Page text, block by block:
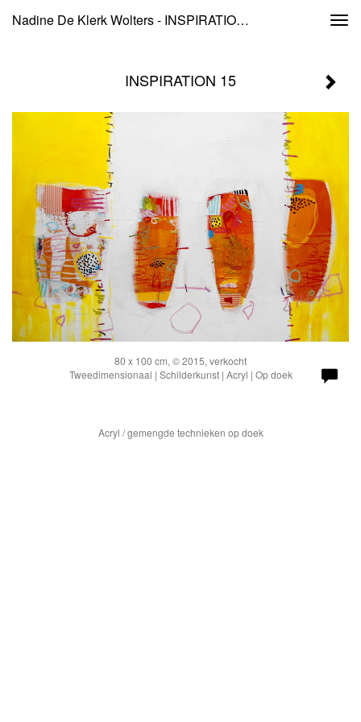
Nadine De Klerk Wolters - INSPIRATION 15
INSPIRATION 15
80 x 100 cm, © 2015, verkocht
Tweedimensionaal | Schilderkunst | Acryl | Op doek
Acryl / gemengde technieken op doek